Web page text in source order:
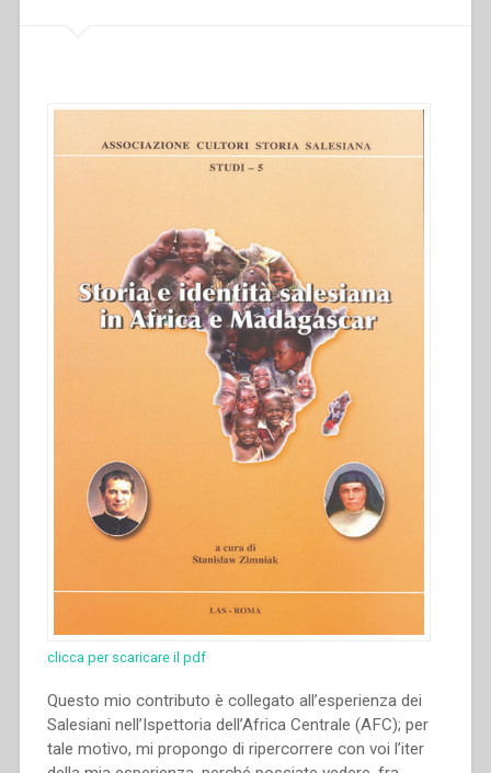
clicca per scaricare il pdf
Questo mio contributo è collegato all’esperienza dei
Salesiani nell’Ispettoria dell’Africa Centrale (AFC); per
tale motivo, mi propongo di ripercorrere con voi l’iter